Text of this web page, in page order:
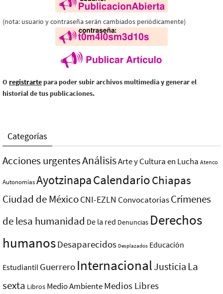
(nota: usuario y contraseña serán cambiados periódicamente)
O registrarte para poder subir archivos multimedia y generar el
historial de tus publicaciones.
Categorías
Acciones urgentesAnálisisArte y Cultura en Lucha Atenco
AutonomíasAyotzinapaCalendarioChiapas
Ciudad de MéxicoCNI-EZLN ConvocatoriasCrímenes
de lesa humanidad De la red Denuncias Derechos
humanosDesaparecidos Desplazados Educación
Estudiantil Guerrero InternacionalJusticia La
sexta Libros Medio AmbienteMedios Libres